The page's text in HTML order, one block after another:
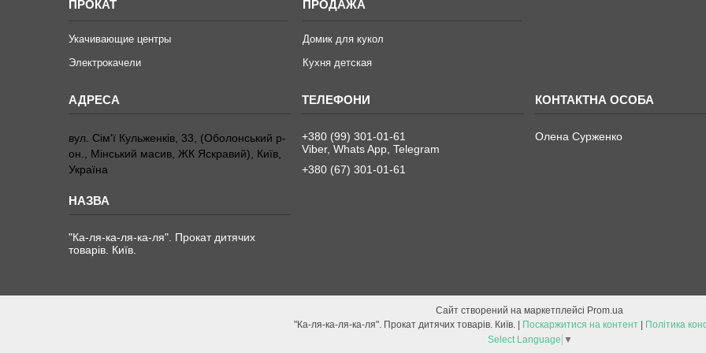
ПРОКАТ
Укачивающие центры
Электрокачели
ПРОДАЖА
Домик для кукол
Кухня детская
вул. Сім'ї Кульженків, 33, (Оболонський р-
он., Мінський масив, ЖК Яскравий), Київ,
Україна
"Ка-ля-ка-ля-ка-ля". Прокат дитячих
товарів. Київ.
+380 (99) 301-01-61
Viber, Whats App, Telegram
+380 (67) 301-01-61
Олена Сурженко
Сайт створений на маркетплейсі Prom.ua
Поскаржитися на контент
Політика
Select Language ▼